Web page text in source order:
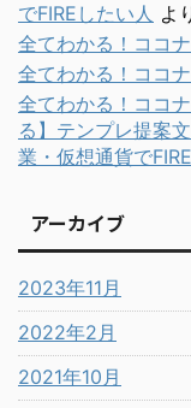
でFIREしたい人 よ
全てわかる！ココ
全てわかる！ココ
全てわかる！ココ
る】テンプレ提案
業・仮想通貨で
アーカイブ
2023年11月
2022年2月
2021年10月